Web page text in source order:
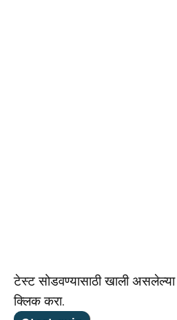
टेस्ट सोडवण्यासाठी खाली असलेल्या
क्लिक करा.